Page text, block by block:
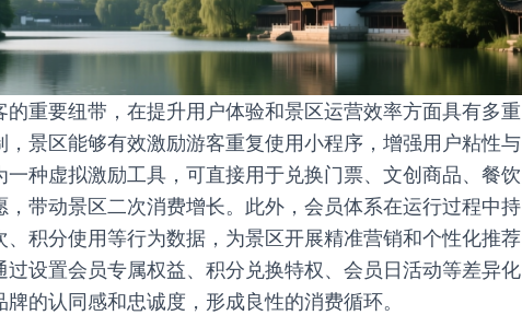
重要纽带，在提升用户体验和景区运营效率方面具有多重
景区能够有效激励游客重复使用小程序，增强用户粘性与
种虚拟激励工具，可直接用于兑换门票、文创商品、餐饮
带动景区二次消费增长。此外，会员体系在运行过程中持
积分使用等行为数据，为景区开展精准营销和个性化推荐
设置会员专属权益、积分兑换特权、会员日活动等差异化
的认同感和忠诚度，形成良性的消费循环。